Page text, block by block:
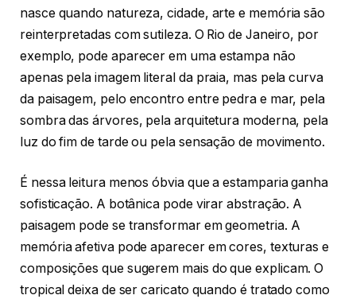
nasce quando natureza, cidade, arte e memória são
reinterpretadas com sutileza. O Rio de Janeiro, por
exemplo, pode aparecer em uma estampa não
apenas pela imagem literal da praia, mas pela curva
da paisagem, pelo encontro entre pedra e mar, pela
sombra das árvores, pela arquitetura moderna, pela
luz do fim de tarde ou pela sensação de movimento.
É nessa leitura menos óbvia que a estamparia ganha
sofisticação. A botânica pode virar abstração. A
paisagem pode se transformar em geometria. A
memória afetiva pode aparecer em cores, texturas e
composições que sugerem mais do que explicam. O
tropical deixa de ser caricato quando é tratado como